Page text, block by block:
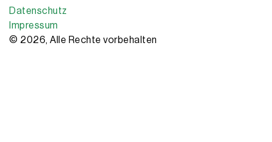
© 2026, Alle Rechte vorbehalten
Impressum
Datenschutz